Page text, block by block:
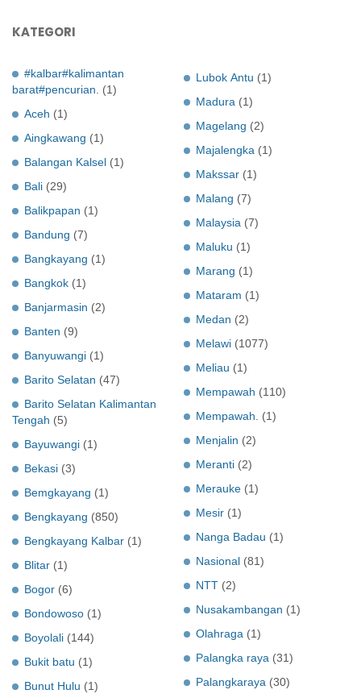
KATEGORI
#kalbar#kalimantan
barat#pencurian.
(1)
Aceh (1)
Aingkawang (1)
Balangan Kalsel (1)
Bali (29)
Balikpapan (1)
Bandung (7)
Bangkayang (1)
Bangkok (1)
Banjarmasin (2)
Banten (9)
Banyuwangi (1)
Barito Selatan (47)
Barito Selatan Kalimantan
Tengah (5)
Bayuwangi (1)
Bekasi (3)
Bemgkayang (1)
Bengkayang (850)
Bengkayang Kalbar (1)
Blitar (1)
Bogor (6)
Bondowoso (1)
Boyolali (144)
Bukit batu (1)
Bunut Hulu (1)
Lubok Antu (1)
Madura (1)
Magelang (2)
Majalengka (1)
Makssar (1)
Malang (7)
Malaysia (7)
Maluku (1)
Marang (1)
Mataram (1)
Medan (2)
Melawi (1077)
Meliau (1)
Mempawah (110)
Mempawah.
(1)
Menjalin (2)
Meranti (2)
Merauke (1)
Mesir (1)
Nanga Badau (1)
Nasional (81)
NTT (2)
Nusakambangan (1)
Olahraga (1)
Palangka raya (31)
Palangkaraya (30)